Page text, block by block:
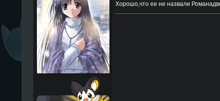
Хорошо,что ее не назвали